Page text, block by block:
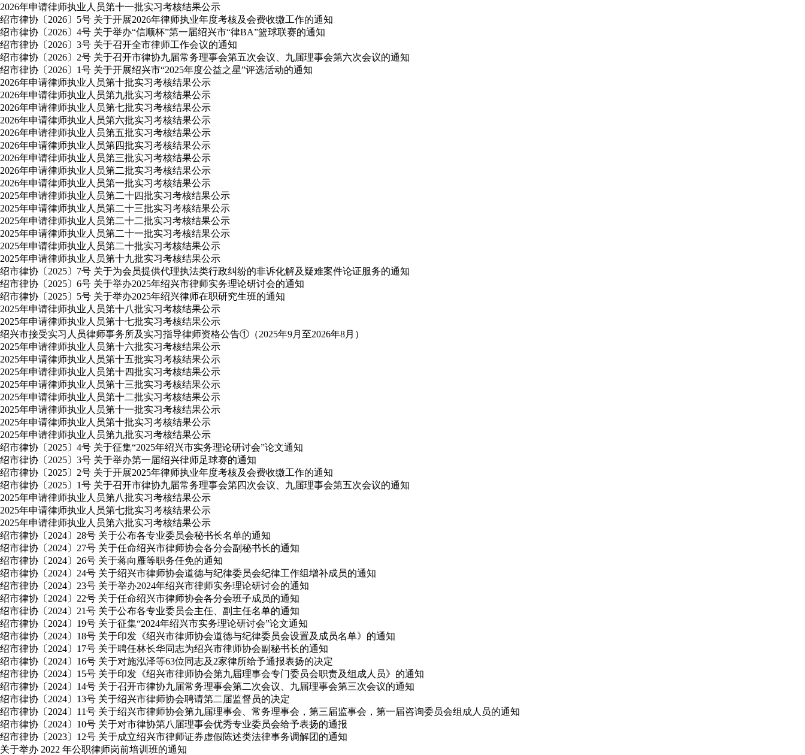
2026年申请律师执业人员第十一批实习考核结果公示
绍市律协〔2026〕5号 关于开展2026年律师执业年度考核及会费收缴工作的通知
绍市律协〔2026〕4号 关于举办“信顺杯”第一届绍兴市“律BA”篮球联赛的通知
绍市律协〔2026〕3号 关于召开全市律师工作会议的通知
绍市律协〔2026〕2号 关于召开市律协九届常务理事会第五次会议、九届理事会第六次会议的通知
绍市律协〔2026〕1号 关于开展绍兴市“2025年度公益之星”评选活动的通知
2026年申请律师执业人员第十批实习考核结果公示
2026年申请律师执业人员第九批实习考核结果公示
2026年申请律师执业人员第七批实习考核结果公示
2026年申请律师执业人员第六批实习考核结果公示
2026年申请律师执业人员第五批实习考核结果公示
2026年申请律师执业人员第四批实习考核结果公示
2026年申请律师执业人员第三批实习考核结果公示
2026年申请律师执业人员第二批实习考核结果公示
2026年申请律师执业人员第一批实习考核结果公示
2025年申请律师执业人员第二十四批实习考核结果公示
2025年申请律师执业人员第二十三批实习考核结果公示
2025年申请律师执业人员第二十二批实习考核结果公示
2025年申请律师执业人员第二十一批实习考核结果公示
2025年申请律师执业人员第二十批实习考核结果公示
2025年申请律师执业人员第十九批实习考核结果公示
绍市律协〔2025〕7号 关于为会员提供代理执法类行政纠纷的非诉化解及疑难案件论证服务的通知
绍市律协〔2025〕6号 关于举办2025年绍兴市律师实务理论研讨会的通知
绍市律协〔2025〕5号 关于举办2025年绍兴律师在职研究生班的通知
2025年申请律师执业人员第十八批实习考核结果公示
2025年申请律师执业人员第十七批实习考核结果公示
绍兴市接受实习人员律师事务所及实习指导律师资格公告①（2025年9月至2026年8月）
2025年申请律师执业人员第十六批实习考核结果公示
2025年申请律师执业人员第十五批实习考核结果公示
2025年申请律师执业人员第十四批实习考核结果公示
2025年申请律师执业人员第十三批实习考核结果公示
2025年申请律师执业人员第十二批实习考核结果公示
2025年申请律师执业人员第十一批实习考核结果公示
2025年申请律师执业人员第十批实习考核结果公示
2025年申请律师执业人员第九批实习考核结果公示
绍市律协〔2025〕4号 关于征集“2025年绍兴市实务理论研讨会”论文通知
绍市律协〔2025〕3号 关于举办第一届绍兴律师足球赛的通知
绍市律协〔2025〕2号 关于开展2025年律师执业年度考核及会费收缴工作的通知
绍市律协〔2025〕1号 关于召开市律协九届常务理事会第四次会议、九届理事会第五次会议的通知
2025年申请律师执业人员第八批实习考核结果公示
2025年申请律师执业人员第七批实习考核结果公示
2025年申请律师执业人员第六批实习考核结果公示
绍市律协〔2024〕28号 关于公布各专业委员会秘书长名单的通知
绍市律协〔2024〕27号 关于任命绍兴市律师协会各分会副秘书长的通知
绍市律协〔2024〕26号 关于蒋向雁等职务任免的通知
绍市律协〔2024〕24号 关于绍兴市律师协会道德与纪律委员会纪律工作组增补成员的通知
绍市律协〔2024〕23号 关于举办2024年绍兴市律师实务理论研讨会的通知
绍市律协〔2024〕22号 关于任命绍兴市律师协会各分会班子成员的通知
绍市律协〔2024〕21号 关于公布各专业委员会主任、副主任名单的通知
绍市律协〔2024〕19号 关于征集“2024年绍兴市实务理论研讨会”论文通知
绍市律协〔2024〕18号 关于印发《绍兴市律师协会道德与纪律委员会设置及成员名单》的通知
绍市律协〔2024〕17号 关于聘任林长华同志为绍兴市律师协会副秘书长的通知
绍市律协〔2024〕16号 关于对施泓泽等63位同志及2家律所给予通报表扬的决定
绍市律协〔2024〕15号 关于印发《绍兴市律师协会第九届理事会专门委员会职责及组成人员》的通知
绍市律协〔2024〕14号 关于召开市律协九届常务理事会第二次会议、九届理事会第三次会议的通知
绍市律协〔2024〕13号 关于绍兴市律师协会聘请第二届监督员的决定
绍市律协〔2024〕11号 关于绍兴市律师协会第九届理事会、常务理事会，第三届监事会，第一届咨询委员会组成人员的通知
绍市律协〔2024〕10号 关于对市律协第八届理事会优秀专业委员会给予表扬的通报
绍市律协〔2023〕12号 关于成立绍兴市律师证券虚假陈述类法律事务调解团的通知
关于举办 2022 年公职律师岗前培训班的通知